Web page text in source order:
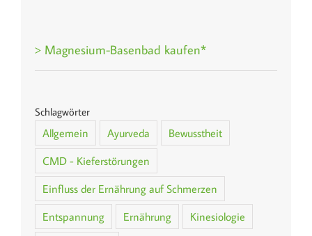
> Magnesium-Basenbad kaufen*
Schlagwörter
Allgemein Ayurveda
Bewusstheit
CMD - Kieferstörungen
Einfluss der Ernährung auf Schmerzen
Entspannung
Ernährung
Kinesiologie